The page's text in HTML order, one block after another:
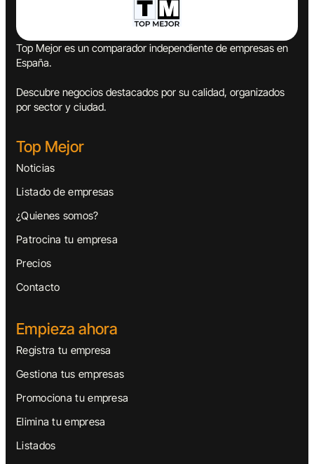
Top Mejor es un comparador independiente de empresas en
España.
Descubre negocios destacados por su calidad, organizados
por sector y ciudad.
Top Mejor
Noticias
Listado de empresas
¿Quienes somos?
Patrocina tu empresa
Precios
Contacto
Empieza ahora
Registra tu empresa
Gestiona tus empresas
Promociona tu empresa
Elimina tu empresa
Listados